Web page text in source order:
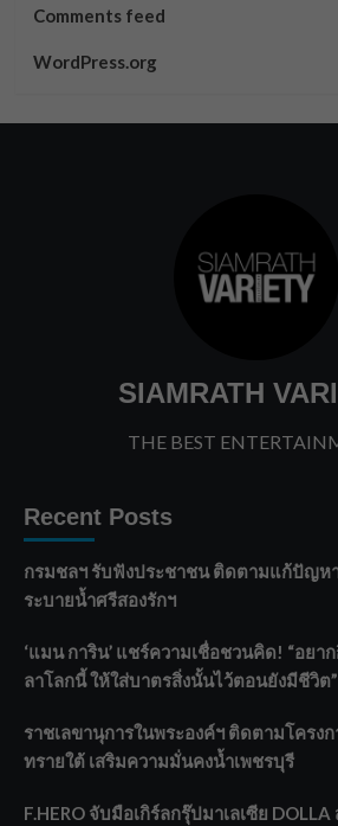
Comments feed
WordPress.org
SIAMRATH
THE BEST
Recent Posts
กรมชลฯ รับฟังประชาชน ติดตามแก้ปัญห
ระบายน้ำศรีสองรักฯ
‘แมน การิน’ แชร์ความเชื่อชวนคิด! “อยา
ลาโลกนี้ ให้ใส่บาตรสิ่งนั้นไว้ตอนยังมีชีวิต”
ราชเลขานุการในพระองค์ฯ ติดตามโครง
ทรายใต้ เสริมความมั่นคงน้ำเพชรบุรี
F.HERO จับมือเกิร์ลกรุ๊ปมาเลเซีย